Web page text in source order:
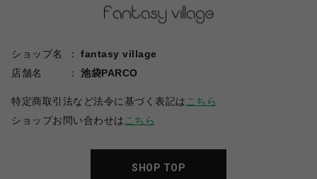
ショップ名
fantasy village
店舗名
池袋PARCO
特定商取引法など法令に基づく表記は こちら
ショップお問い合わせは こちら
SHOP TOP